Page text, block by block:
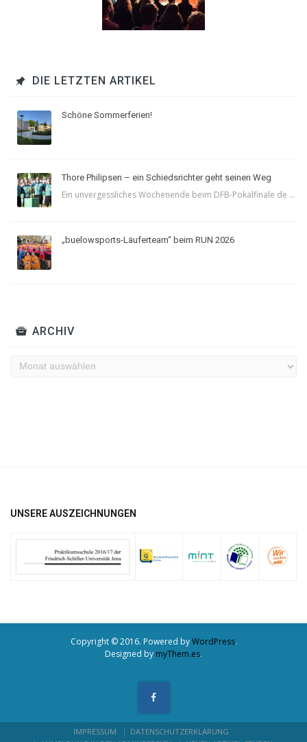
DIE LETZTEN ARTIKEL
Schöne Sommerferien!
Thore Philipsen – ein Schiedsrichter geht seinen Weg
Ein unvergessliches Wochenende beim DFB-Pokalfinale de ...
„buelowsports-Läuferteam“ beim RUN 2026
ARCHIV
Archiv
UNSERE AUSZEICHNUNGEN
Copyright © 2016. Powered byWordPress.
Designed by myThem.es.
IMPRESSUM
DATENSCHUTZERKLÄRUNG